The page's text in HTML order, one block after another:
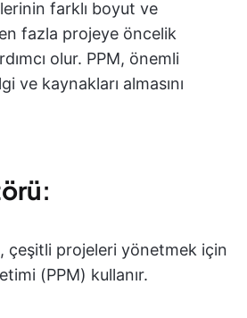
farklı boyut ve
fazla projeye öncelik
olur. PPM, önemli
ve kaynakları almasını
:
çeşitli projeleri yönetmek için
(PPM) kullanır.